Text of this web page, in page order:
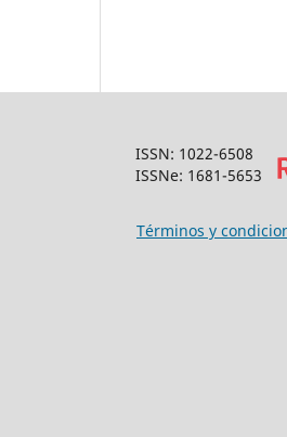
ISSN: 1022-6508
ISSNe: 1681-5653
Términos y